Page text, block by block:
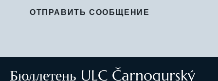
ОТПРАВИТЬ СООБЩЕНИЕ
Бюллетень ULC Čarnogurský